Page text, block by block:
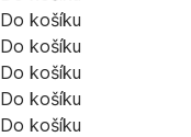
Do košíku
Do košíku
Do košíku
Do košíku
Do košíku